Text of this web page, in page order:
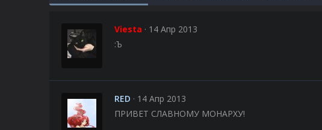
Viesta
14 Апр 2013
:Ъ
RED
14 Апр 2013
ПРИВЕТ СЛАВНОМУ МОНАРХУ!